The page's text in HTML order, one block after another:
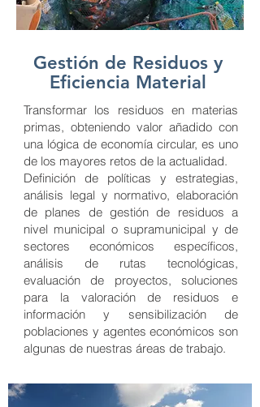
Gestión de Residuos y
Eficiencia Material
Transformar los residuos en materias
primas, obteniendo valor añadido con
una lógica de economía circular, es uno
de los mayores retos de la actualidad.
Definición de políticas y estrategias,
análisis legal y normativo, elaboración
de planes de gestión de residuos a
nivel municipal o supramunicipal y de
sectores económicos específicos,
análisis de rutas tecnológicas,
evaluación de proyectos, soluciones
para la valoración de residuos e
información y sensibilización de
poblaciones y agentes económicos son
algunas de nuestras áreas de trabajo.